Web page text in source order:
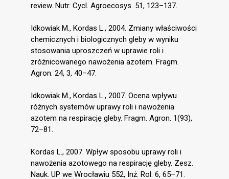
review. Nutr. Cycl. Agroecosys. 51, 123–137.
Idkowiak M., Kordas L., 2004. Zmiany właściwości
chemicznych i biologicznych gleby w wyniku
stosowania uproszczeń w uprawie roli i
zróżnicowanego nawożenia azotem. Fragm.
Agron. 24, 3, 40–47.
Idkowiak M., Kordas L., 2007. Ocena wpływu
różnych systemów uprawy roli i nawożenia
azotem na respirację gleby. Fragm. Agron. 1(93),
72–81.
Kordas L., 2007. Wpływ sposobu uprawy roli i
nawożenia azotowego na respirację gleby. Zesz.
Nauk. UP we Wrocławiu 552, Inż. Rol. 6, 65–71.